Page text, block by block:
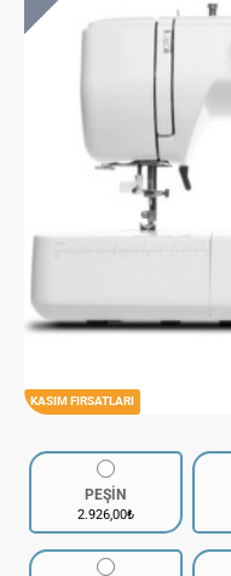
KASIM FIRSATLARI
PEŞİN
2.926,00₺